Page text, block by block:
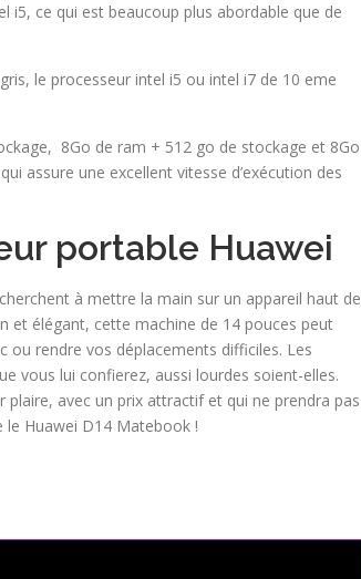
i5, ce qui est beaucoup plus abordable que de
le processeur intel i5 ou intel i7 de 10 eme
8Go de ram + 512 go de stockage et 8Go
assure une excellent vitesse d’exécution des
portable Huawei
à mettre la main sur un appareil haut de
et élégant, cette machine de 14 pouces peut
rendre vos déplacements difficiles. Les
vous lui confierez, aussi lourdes soient-elles.
avec un prix attractif et qui ne prendra pas
le Huawei D14 Matebook !